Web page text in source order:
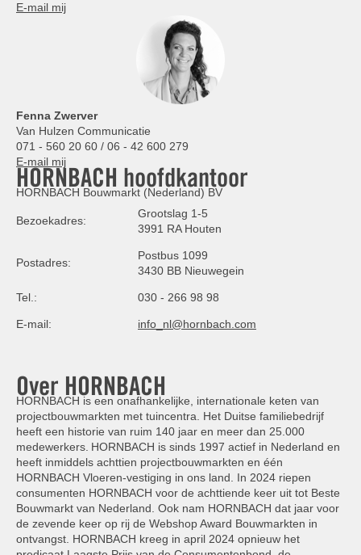
E-mail mij
Fenna Zwerver
Van Hulzen Communicatie
071 - 560 20 60 / 06 - 42 600 279
E-mail mij
HORNBACH hoofdkantoor
HORNBACH Bouwmarkt (Nederland) BV
Bezoekadres:
Grootslag 1-5
3991 RA Houten
Postadres:
Postbus 1099
3430 BB Nieuwegein
Tel.: 030 - 266 98 98
E-mail: info_nl@hornbach.com
Over HORNBACH
HORNBACH is een onafhankelijke, internationale keten van
projectbouwmarkten met tuincentra. Het Duitse familiebedrijf
heeft een historie van ruim 140 jaar en meer dan 25.000
medewerkers. HORNBACH is sinds 1997 actief in Nederland en
heeft inmiddels achttien projectbouwmarkten en één
HORNBACH Vloeren-vestiging in ons land. In 2024 riepen
consumenten HORNBACH voor de achttiende keer uit tot Beste
Bouwmarkt van Nederland. Ook nam HORNBACH dat jaar voor
de zevende keer op rij de Webshop Award Bouwmarkten in
ontvangst. HORNBACH kreeg in april 2024 opnieuw het